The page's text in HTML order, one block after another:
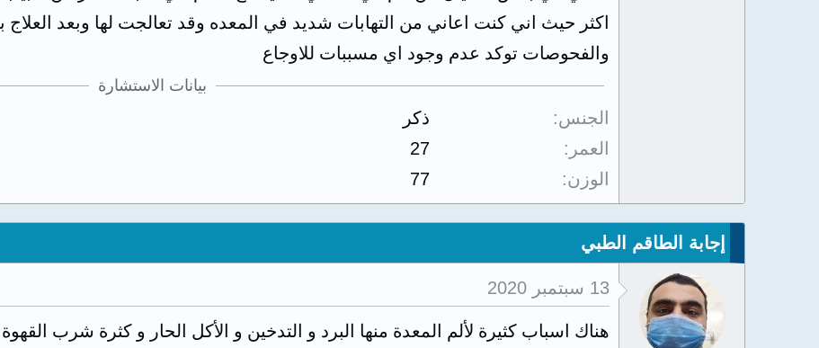
اكثر حيث اني كنت اعاني من التهابات شديد في المعده وقد تعالجت لها وبعد العلاج
والفحوصات توكد عدم وجود اي مسببات للاوجاع
بيانات الاستشارة
الجنس
ذكر
العمر
27
الوزن
77
إجابة الطاقم الطبي
13 سبتمبر 2020
هناك اسباب كثيرة لألم المعدة منها البرد و التدخين و الأكل الحار و كثرة شرب